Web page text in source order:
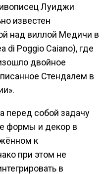
Луиджи
известен
над виллой Медичи в
di Poggio Caiano), где
двойное
Стендалем в
перед собой задачу
формы и декор в
к
при этом не
в